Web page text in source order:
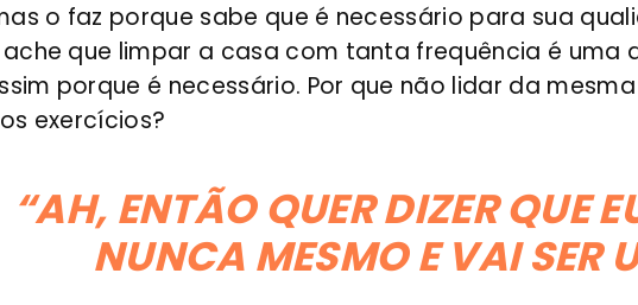
o faz porque sabe que é necessário para sua
que limpar a casa com tanta frequência é uma
porque é necessário. Por que não lidar da
exercícios?
“AH, ENTÃO QUER DIZER QUE
NUNCA MESMO E VAI SER